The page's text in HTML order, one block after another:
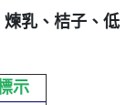
乳、桔子、低
示